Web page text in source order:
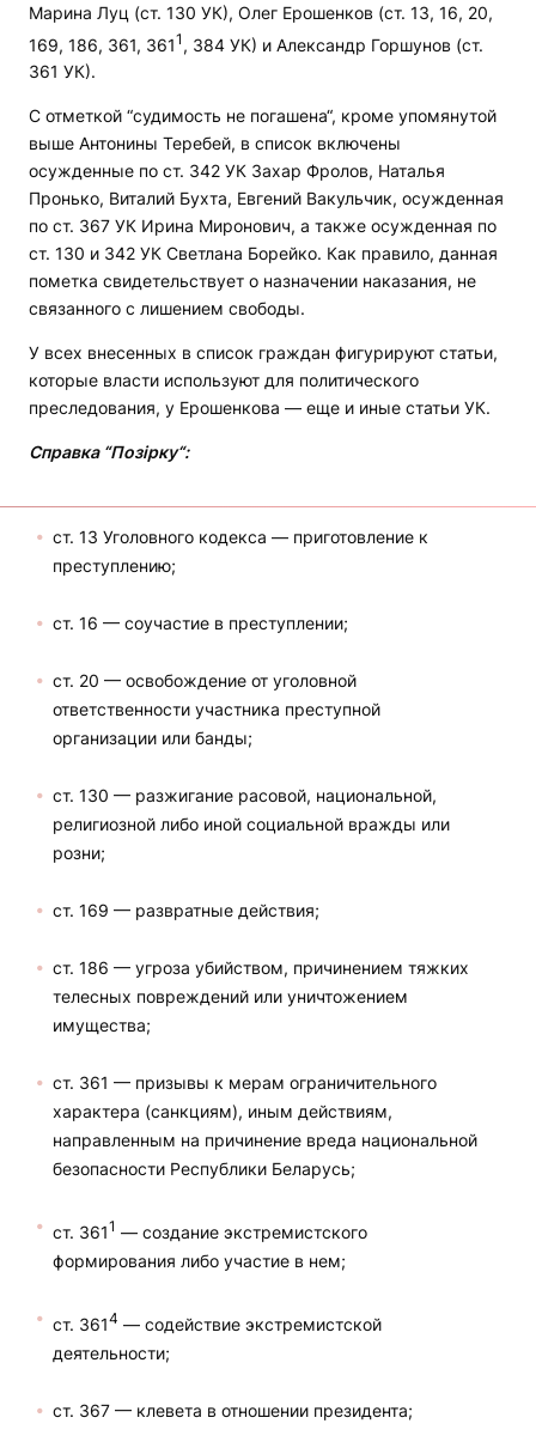
Марина Луц (ст. 130 УК), Олег Ерошенков (ст. 13, 16, 20,
169, 186, 361, 3611
, 384 УК) и Александр Горшунов (ст.
361 УК).
С отметкой “судимость не погашена“, кроме упомянутой
выше Антонины Теребей, в список включены
осужденные по ст. 342 УК Захар Фролов, Наталья
Пронько, Виталий Бухта, Евгений Вакульчик, осужденная
по ст. 367 УК Ирина Миронович, а также осужденная по
ст. 130 и 342 УК Светлана Борейко. Как правило, данная
пометка свидетельствует о назначении наказания, не
связанного с лишением свободы.
У всех внесенных в список граждан фигурируют статьи,
которые власти используют для политического
преследования, у Ерошенкова — еще и иные статьи УК.
Справка “Позірку“:
ст. 13 Уголовного кодекса — приготовление к
преступлению;
ст. 16 — соучастие в преступлении;
ст. 20 — освобождение от уголовной
ответственности участника преступной
организации или банды;
ст. 130 — разжигание расовой, национальной,
религиозной либо иной социальной вражды или
розни;
ст. 169 — развратные действия;
ст. 186 — угроза убийством, причинением тяжких
телесных повреждений или уничтожением
имущества;
ст. 361 — призывы к мерам ограничительного
характера (санкциям), иным действиям,
направленным на причинение вреда национальной
безопасности Республики Беларусь;
ст. 3611 — создание экстремистского
формирования либо участие в нем;
ст. 3614 — содействие экстремистской
деятельности;
ст. 367 — клевета в отношении президента;